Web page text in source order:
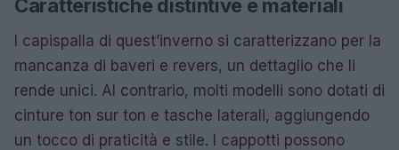
Caratteristiche distintive e materiali
I capispalla di quest’inverno si caratterizzano per la
mancanza di baveri e revers, un dettaglio che li
rende unici. Al contrario, molti modelli sono dotati di
cinture ton sur ton e tasche laterali, aggiungendo
un tocco di praticità e stile. I cappotti possono